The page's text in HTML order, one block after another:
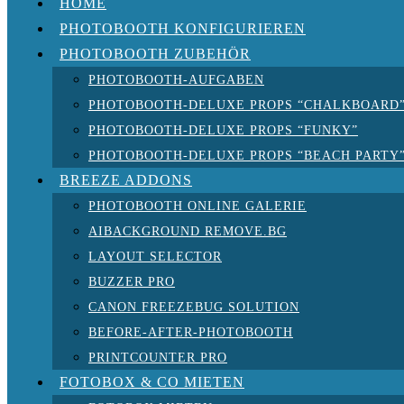
HOME
PHOTOBOOTH KONFIGURIEREN
PHOTOBOOTH ZUBEHÖR
PHOTOBOOTH-AUFGABEN
PHOTOBOOTH-DELUXE PROPS
PHOTOBOOTH-DELUXE PROPS “FUNKY”
PHOTOBOOTH-DELUXE PROPS “BEACH
BREEZE ADDONS
PHOTOBOOTH ONLINE GALERIE
AIBACKGROUND REMOVE.BG
LAYOUT SELECTOR
BUZZER PRO
CANON FREEZEBUG SOLUTION
BEFORE-AFTER-PHOTOBOOTH
PRINTCOUNTER PRO
FOTOBOX & CO MIETEN